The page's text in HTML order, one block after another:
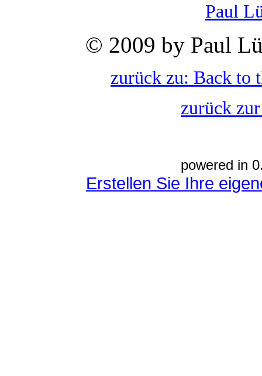
Paul
© 2009 by Paul
zurück zu: Back to
zurück
powered in
Erstellen Sie Ihre